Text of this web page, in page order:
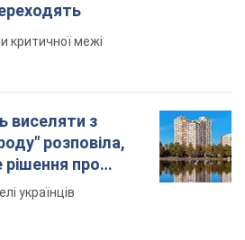
критичної межі
виселяти з
розповіла,
про
українців